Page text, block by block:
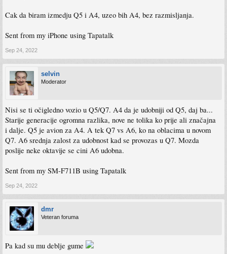
Cak da biram izmedju Q5 i A4, uzeo bih A4, bez razmisljanja.
Sent from my iPhone using Tapatalk
Sep 24, 2022
selvin
Moderator
Nisi se ti očigledno vozio u Q5/Q7. A4 da je udobniji od Q5, daj ba...
Starije generacije ogromna razlika, nove ne tolika ko prije ali značajna
i dalje. Q5 je avion za A4. A tek Q7 vs A6, ko na oblacima u novom
Q7. A6 srednja zalost za udobnost kad se provozas u Q7. Mozda
poslije neke oktavije se cini A6 udobna.
Sent from my SM-F711B using Tapatalk
Sep 24, 2022
dmr
Veteran foruma
Pa kad su mu deblje gume